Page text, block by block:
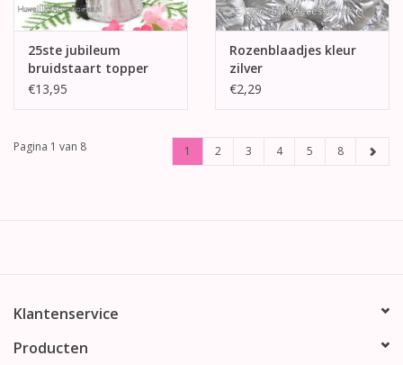
25ste jubileum
bruidstaart topper
€13,95
Rozenblaadjes kleur
zilver
€2,29
Pagina 1 van 8 1 2 3 4 5 8
Klantenservice
Producten